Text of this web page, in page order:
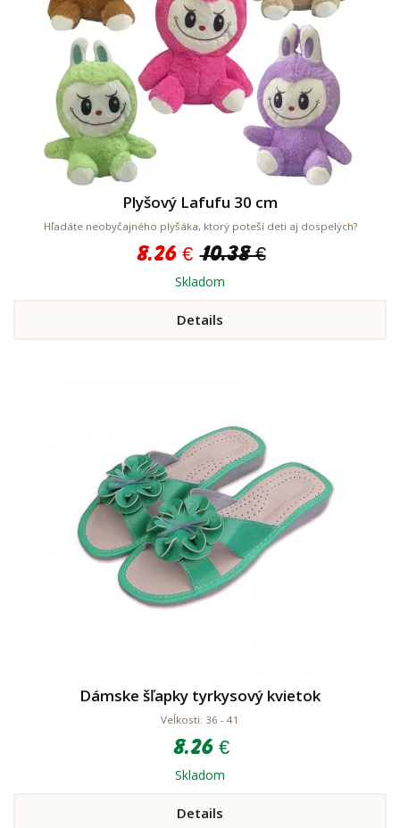
Plyšový Lafufu 30 cm
Hľadáte neobyčajného plyšáka, ktorý poteší deti aj dospelých?
8.26 € 10.38 €
Skladom
Details
Dámske šľapky tyrkysový kvietok
Veĺkosti: 36 - 41
8.26 €
Skladom
Details